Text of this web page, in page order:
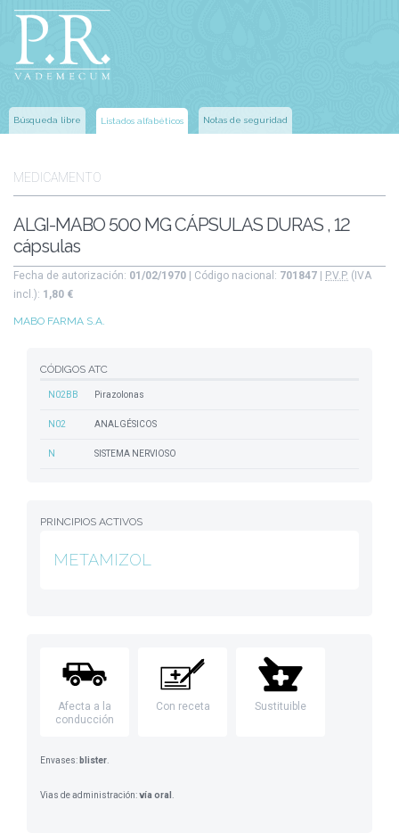
Búsqueda libre Listados alfabéticos Notas de seguridad
MEDICAMENTO
ALGI-MABO 500 MG CÁPSULAS DURAS , 12
cápsulas
Fecha de autorización: 01/02/1970 | Código nacional: 701847 P.V.P. (IVA
incl.): 1,80 €
MABO FARMA S.A.
CÓDIGOS ATC
N02BB Pirazolonas
N02 ANALGÉSICOS
N SISTEMA NERVIOSO
PRINCIPIOS ACTIVOS
METAMIZOL
Afecta a la
conducción
Con receta Sustituible
Envases: blister
Vias de administración:vía oral